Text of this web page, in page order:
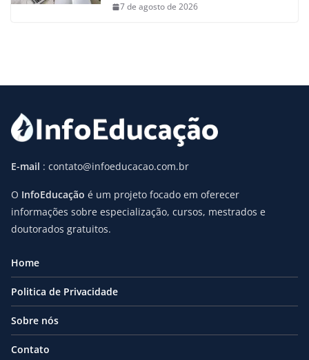
7 de agosto de 2026
E-mail : contato@infoeducacao.com.br
O InfoEducação é um projeto focado em oferecer
informações sobre especialização, cursos, mestrados e
doutorados gratuitos.
Home
Politica de Privacidade
Sobre nós
Contato